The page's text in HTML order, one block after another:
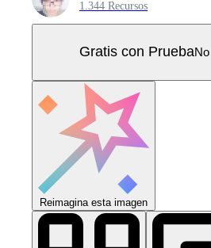
1.344 Recursos
Gratis con Prueba
Reimagina esta imagen